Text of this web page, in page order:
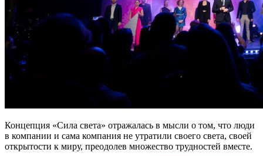
Концепция «Сила света» отражалась в мысли о том, что люди
в компании и сама компания не утратили своего света, своей
открытости к миру, преодолев множество трудностей вместе.